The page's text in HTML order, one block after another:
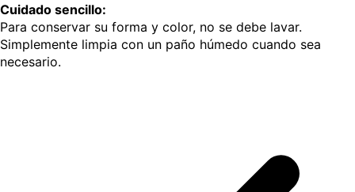
Cuidado sencillo:
Para conservar su forma y color, no se debe lavar.
Simplemente limpia con un paño húmedo cuando sea
necesario.